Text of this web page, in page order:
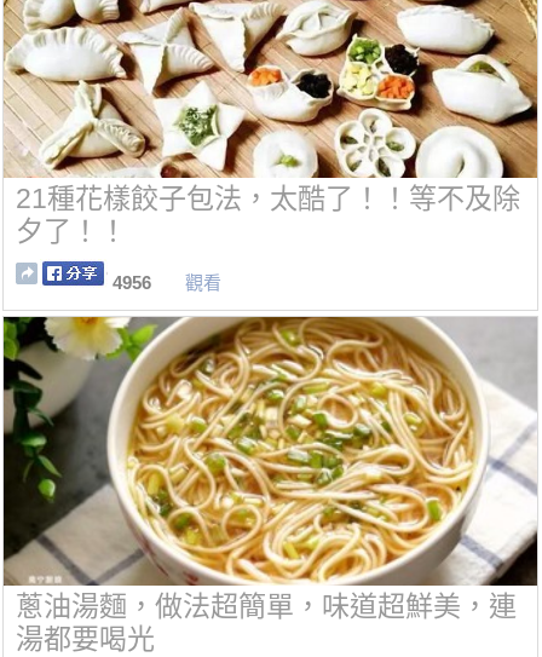
21種花樣餃子包法，太酷了！！等不及除
夕了！！
4956 觀看
蔥油湯麵，做法超簡單，味道超鮮美，連
湯都要喝光